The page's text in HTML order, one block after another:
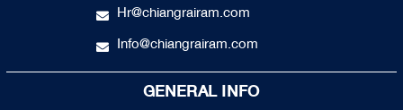
Hr@chiangrairam.com
Info@chiangrairam.com
GENERAL INFO